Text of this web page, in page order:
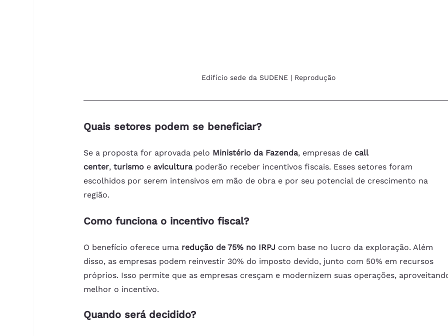
Edifício sede da SUDENE | Reprodução
Quais setores podem se beneficiar?
Se a proposta for aprovada pelo Ministério da Fazenda, empresas de call
center, turismo e avicultura poderão receber incentivos fiscais. Esses setores foram
escolhidos por serem intensivos em mão de obra e por seu potencial de crescimento na
região.
Como funciona o incentivo fiscal?
O benefício oferece uma redução de 75% no IRPJ com base no lucro da exploração. Além
disso, as empresas podem reinvestir 30% do imposto devido, junto com 50% em recursos
próprios. Isso permite que as empresas cresçam e modernizem suas operações,
melhor o incentivo.
Quando será decidido?